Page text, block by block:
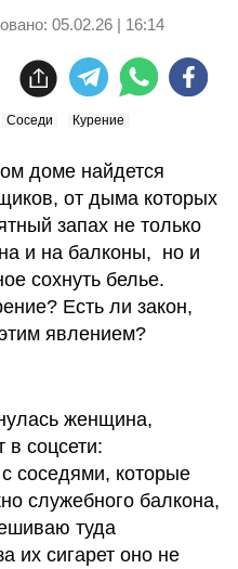
05.02.26 | 16:14
Соседи Курение
доме найдется
от дыма которых
запах не только
и на балконы,  но и
сохнуть белье.
Есть ли закон,
явлением?
женщина,
в соцсети:
соседями, которые
служебного балкона,
туда
их сигарет оно не